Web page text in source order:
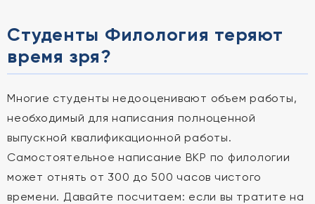
Студенты Филология теряют
время зря?
Многие студенты недооценивают объем работы,
необходимый для написания полноценной
выпускной квалификационной работы.
Самостоятельное написание ВКР по филологии
может отнять от 300 до 500 часов чистого
времени. Давайте посчитаем: если вы тратите на